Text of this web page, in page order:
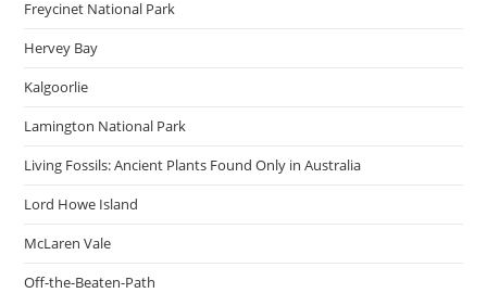
Freycinet National Park
Hervey Bay
Kalgoorlie
Lamington National Park
Living Fossils: Ancient Plants Found Only in Australia
Lord Howe Island
McLaren Vale
Off-the-Beaten-Path